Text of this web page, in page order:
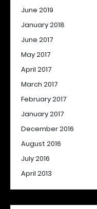
June 2019
January 2018
June 2017
May 2017
April 2017
March 2017
February 2017
January 2017
December 2016
August 2016
July 2016
April 2013